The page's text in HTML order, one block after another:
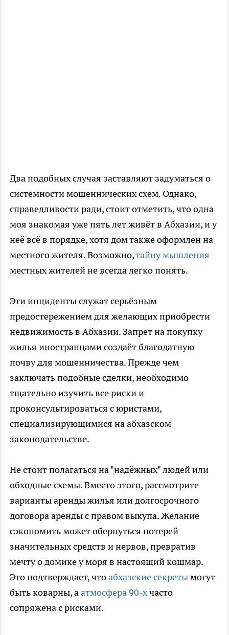
Два подобных случая заставляют задуматься о
системности мошеннических схем. Однако,
справедливости ради, стоит отметить, что одна
моя знакомая уже пять лет живёт в Абхазии, и у
неё всё в порядке, хотя дом также оформлен на
местного жителя. Возможно,тайну мышления
местных жителей не всегда легко понять.
Эти инциденты служат серьёзным
предостережением для желающих приобрести
недвижимость в Абхазии. Запрет на покупку
жилья иностранцами создаёт благодатную
почву для мошенничества. Прежде чем
заключать подобные сделки, необходимо
тщательно изучить все риски и
проконсультироваться с юристами,
специализирующимися на абхазском
законодательстве.
Не стоит полагаться на "надёжных" людей или
обходные схемы. Вместо этого, рассмотрите
варианты аренды жилья или долгосрочного
договора аренды с правом выкупа. Желание
сэкономить может обернуться потерей
значительных средств и нервов, превратив
мечту о домике у моря в настоящий кошмар.
Это подтверждает, чтоабхазские секретымогут
быть коварны, аатмосфера 90-хчасто
сопряжена с рисками.